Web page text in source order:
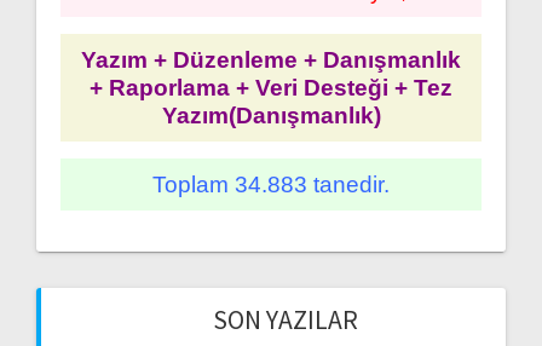
Yazım + Düzenleme + Danışmanlık
+ Raporlama + Veri Desteği + Tez
Yazım(Danışmanlık)
Toplam 34.883 tanedir.
SON YAZILAR